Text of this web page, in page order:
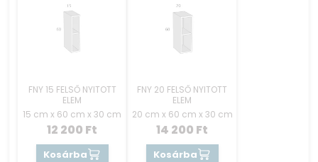
FNY 15 FELSŐ NYITOTT
ELEM
15 cm x 60 cm x 30 cm
12 200 Ft
Kosárba
FNY 20 FELSŐ NYITOTT
ELEM
20 cm x 60 cm x 30 cm
14 200 Ft
Kosárba